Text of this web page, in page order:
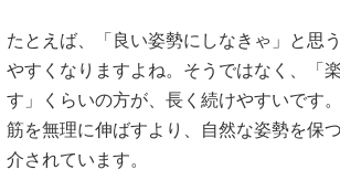
たとえば、「良い姿勢にしなきゃ」と思
やすくなりますよね。そうではなく、「
す」くらいの方が、長く続けやすいです
筋を無理に伸ばすより、自然な姿勢を保
介されています。